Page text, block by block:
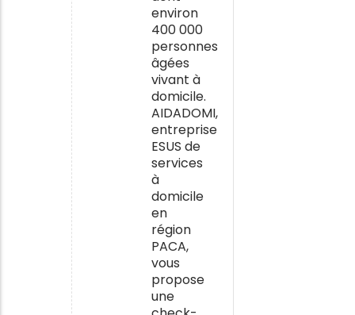
environ
400 000
personnes
âgées
vivant à
domicile.
AIDADOMI,
entreprise
ESUS de
services
à
domicile
en
région
PACA,
vous
propose
une